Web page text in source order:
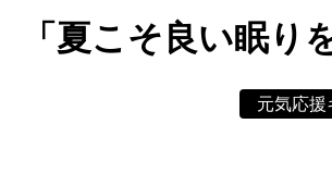
「夏こそ良い眠り
元気応援